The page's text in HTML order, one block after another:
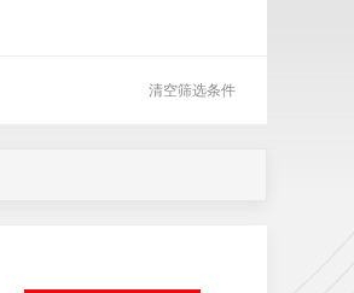
清空筛选条件